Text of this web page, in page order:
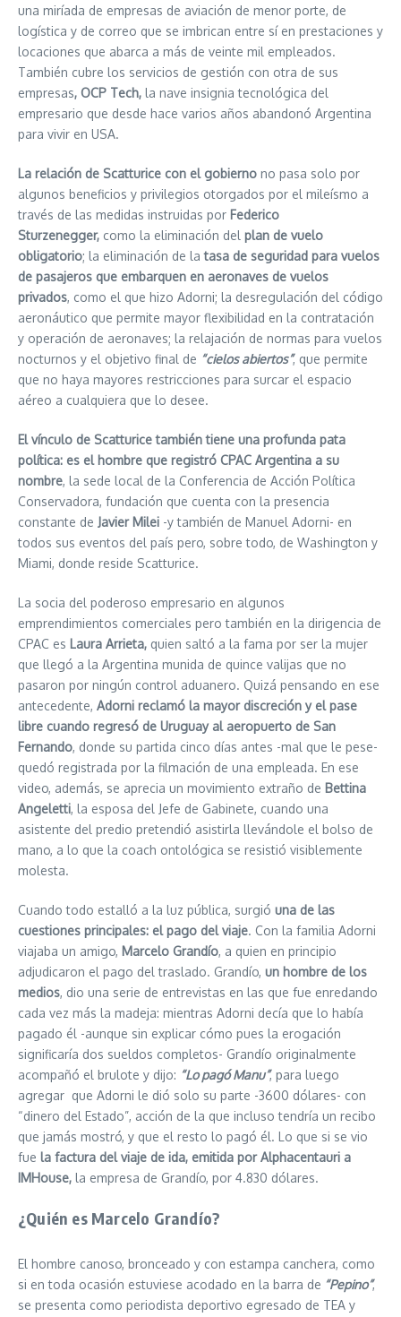
una miríada de empresas de aviación de menor porte, de
logística y de correo que se imbrican entre sí en prestaciones y
locaciones que abarca a más de veinte mil empleados.
También cubre los servicios de gestión con otra de sus
empresas, OCP Tech, la nave insignia tecnológica del
empresario que desde hace varios años abandonó Argentina
para vivir en USA.
La relación de Scatturice con el gobierno no pasa solo por
algunos beneficios y privilegios otorgados por el mileísmo a
través de las medidas instruidas por Federico
Sturzenegger, como la eliminación del plan de vuelo
obligatorio; la eliminación de latasa de seguridad para vuelos
de pasajeros que embarquen en aeronaves de vuelos
privados, como el que hizo Adorni; la desregulación del código
aeronáutico que permite mayor flexibilidad en la contratación
y operación de aeronaves; la relajación de normas para vuelos
nocturnos y el objetivo final de “cielos abiertos”, que permite
que no haya mayores restricciones para surcar el espacio
aéreo a cualquiera que lo desee.
El vínculo de Scatturice también tiene una profunda pata
política: es el hombre que registró CPAC Argentina a su
nombre, la sede local de la Conferencia de Acción Política
Conservadora, fundación que cuenta con la presencia
constante de Javier Milei -y también de Manuel Adorni- en
todos sus eventos del país pero, sobre todo, de Washington y
Miami, donde reside Scatturice.
La socia del poderoso empresario en algunos
emprendimientos comerciales pero también en la dirigencia de
CPAC es Laura Arrieta, quien saltó a la fama por ser la mujer
que llegó a la Argentina munida de quince valijas que no
pasaron por ningún control aduanero. Quizá pensando en ese
antecedente, Adorni reclamó la mayor discreción y el pase
libre cuando regresó de Uruguay al aeropuerto de San
Fernando, donde su partida cinco días antes -mal que le pese-
quedó registrada por la filmación de una empleada. En ese
video, además, se aprecia un movimiento extraño de Bettina
Angeletti, la esposa del Jefe de Gabinete, cuando una
asistente del predio pretendió asistirla llevándole el bolso de
mano, a lo que la coach ontológica se resistió visiblemente
molesta.
Cuando todo estalló a la luz pública, surgió una de las
cuestiones principales: el pago del viaje. Con la familia Adorni
viajaba un amigo, Marcelo Grandío, a quien en principio
adjudicaron el pago del traslado. Grandío, un hombre de los
medios, dio una serie de entrevistas en las que fue enredando
cada vez más la madeja: mientras Adorni decía que lo había
pagado él -aunque sin explicar cómo pues la erogación
significaría dos sueldos completos- Grandío originalmente
acompañó el brulote y dijo: “Lo pagó Manu”, para luego
agregar que Adorni le dió solo su parte -3600 dólares- con
“dinero del Estado”, acción de la que incluso tendría un recibo
que jamás mostró, y que el resto lo pagó él. Lo que si se vio
fue la factura del viaje de ida, emitida por Alphacentauri a
IMHouse, la empresa de Grandío, por 4.830 dólares.
¿Quién es Marcelo Grandío?
El hombre canoso, bronceado y con estampa canchera, como
si en toda ocasión estuviese acodado en la barra de “Pepino”,
se presenta como periodista deportivo egresado de TEA y